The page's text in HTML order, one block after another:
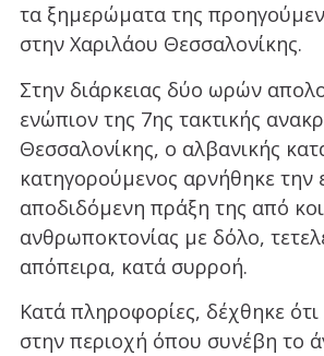
τα ξημερώματα της
στην Χαριλάου Θεσσαλονίκης.
Στην διάρκειας δύο ωρών
ενώπιον της 7ης τακτικής
Θεσσαλονίκης, ο αλβανικής
κατηγορούμενος αρνήθηκε την
αποδιδόμενη πράξη της από
ανθρωποκτονίας με δόλο,
απόπειρα, κατά συρροή.
Κατά πληροφορίες, δέχθηκε
στην περιοχή όπου συνέβη το